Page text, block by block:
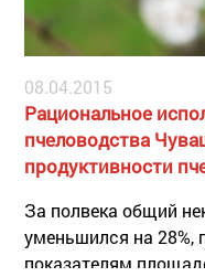
08.04.2015
Рациональное
пчеловодства
продуктивности
За полвека общий
уменьшился на 28%,
показателям